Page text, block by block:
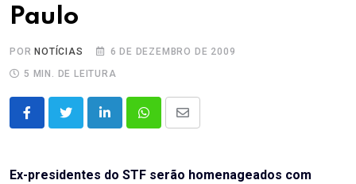
Paulo
POR NOTÍCIAS
6 DE DEZEMBRO DE 2009
5 MIN. DE LEITURA
LinkedInWhatsappShare
Email
Ex-presidentes do STF serão homenageados com